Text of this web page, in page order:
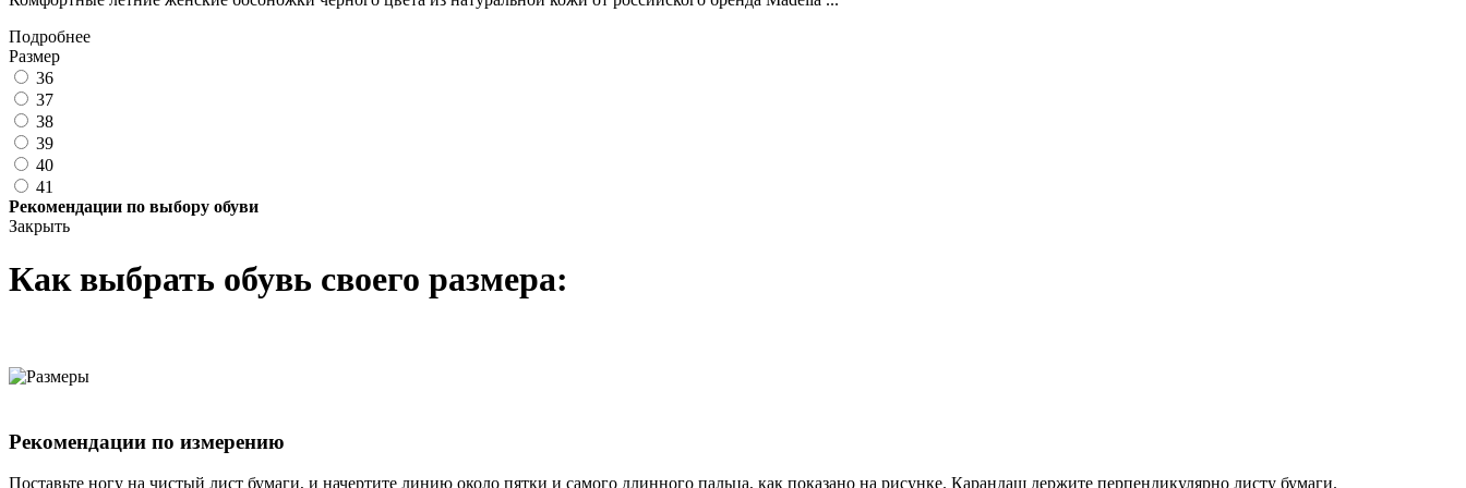
Подробнее
Размер
36
37
38
39
40
41
Рекомендации по выбору обуви
Закрыть
Как выбрать обувь своего размера:
Рекомендации по измерению
Поставьте ногу на чистый лист бумаги, и начертите линию около пятки и самого длинного пальца, как показано на рисунке. Карандаш держите перпендикулярно листу бумаги.